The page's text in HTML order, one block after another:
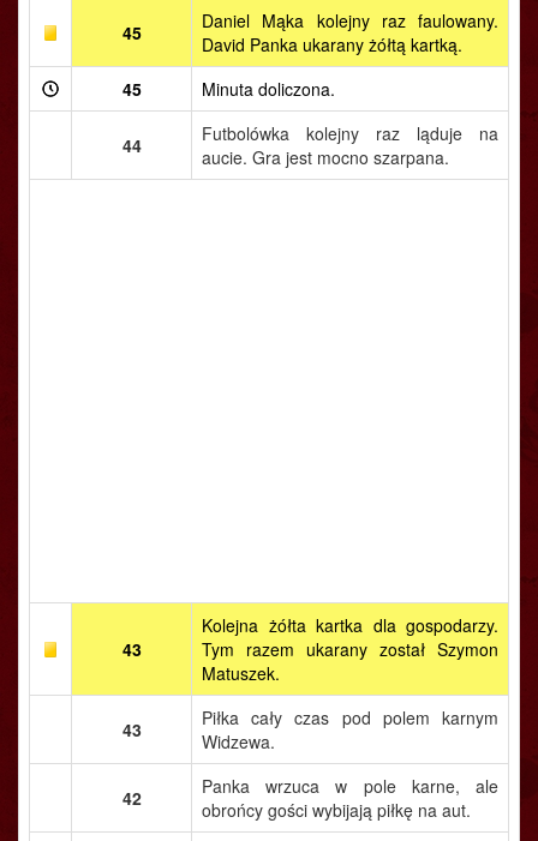
45
Daniel Mąka kolejny raz faulowany.
David Panka ukarany żółtą kartką.
45
Minuta doliczona.
44
Futbolówka kolejny raz ląduje na
aucie. Gra jest mocno szarpana.
43
Kolejna żółta kartka dla gospodarzy.
Tym razem ukarany został Szymon
Matuszek.
43
Piłka cały czas pod polem karnym
Widzewa.
42
Panka wrzuca w pole karne, ale
obrońcy gości wybijają piłkę na aut.